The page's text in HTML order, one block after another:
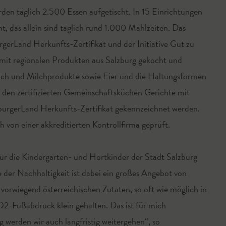
täglich 2.500 Essen aufgetischt. In 15 Einrichtungen
das allein sind täglich rund 1.000 Mahlzeiten. Das
Herkunfts-Zertifikat und der Initiative Gut zu
regionalen Produkten aus Salzburg gekocht und
und Milchprodukte sowie Eier und die Haltungsformen
zertifizierten Gemeinschaftsküchen Gerichte mit
Herkunfts-Zertifikat gekennzeichnet werden.
von einer akkreditierten Kontrollfirma geprüft.
die Kindergarten- und Hortkinder der Stadt Salzburg
Nachhaltigkeit ist dabei ein großes Angebot von
österreichischen Zutaten, so oft wie möglich in
Fußabdruck klein gehalten. Das ist für mich
wir auch langfristig weitergehen“, so